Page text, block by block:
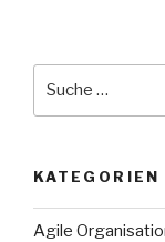
KATEGORIEN
Agile